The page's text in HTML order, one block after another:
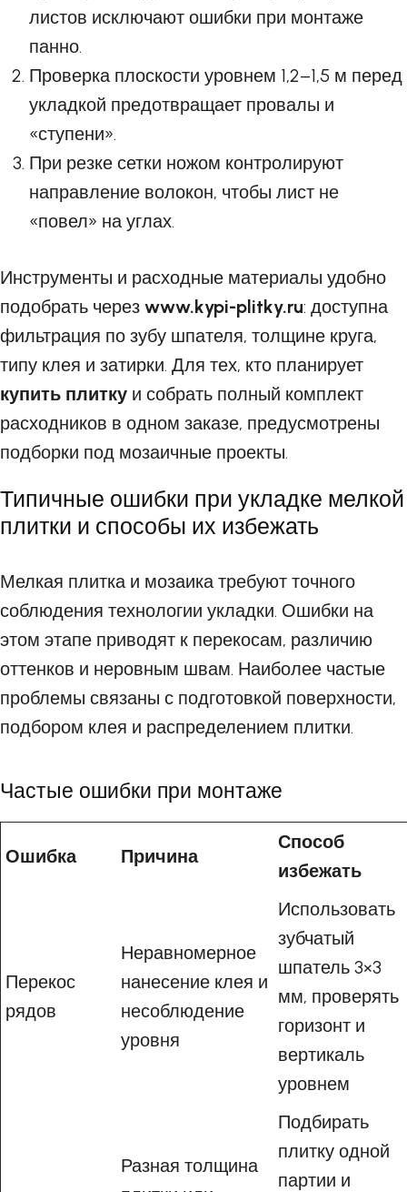
листов исключают ошибки при монтаже
панно.
Проверка плоскости уровнем 1,2–1,5 м перед
укладкой предотвращает провалы и
«ступени».
При резке сетки ножом контролируют
направление волокон, чтобы лист не
«повел» на углах.
Инструменты и расходные материалы удобно
подобрать через www.kypi-plitky.ru: доступна
фильтрация по зубу шпателя, толщине круга,
типу клея и затирки. Для тех, кто планирует
купить плитку и собрать полный комплект
расходников в одном заказе, предусмотрены
подборки под мозаичные проекты.
Типичные ошибки при укладке мелкой
плитки и способы их избежать
Мелкая плитка и мозаика требуют точного
соблюдения технологии укладки. Ошибки на
этом этапе приводят к перекосам, различию
оттенков и неровным швам. Наиболее частые
проблемы связаны с подготовкой поверхности,
подбором клея и распределением плитки.
Частые ошибки при монтаже
Ошибка Причина
Способ
избежать
Перекос
рядов
Неравномерное
нанесение клея и
несоблюдение
уровня
Использовать
зубчатый
шпатель 3×3
мм, проверять
горизонт и
вертикаль
уровнем
Разная толщина
Подбирать
плитку одной
партии и